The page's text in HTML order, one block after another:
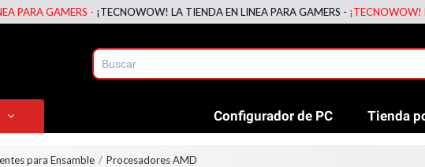
GAMERS -¡TECNOWOW! LA TIENDA EN LINEA PARA GAMERS -¡TECNOWOW! LA
Configurador de PC Tienda
para Ensamble Procesadores AMD